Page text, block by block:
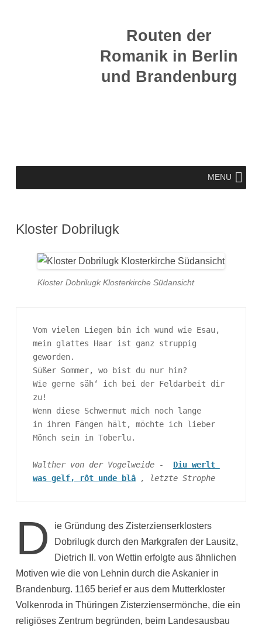
Routen der
Romanik in Berlin
und Brandenburg
Zum
springen
MENU
Kloster Dobrilugk
Kloster Dobrilugk Klosterkirche Südansicht
Vom vielen Liegen bin ich wund wie Esau,
mein glattes Haar ist ganz struppig
geworden.
Süßer Sommer, wo bist du nur hin?
Wie gerne säh‘ ich bei der Feldarbeit dir
zu!
Wenn diese Schwermut mich noch lange
in ihren Fängen hält, möchte ich lieber
Mönch sein in Toberlu.
Walther von der Vogelweide -
Diu werlt
was gelf, rôt unde blâ
, letzte Strophe
D
ie Gründung des Zisterzienserklosters
Dobrilugk durch den Markgrafen der Lausitz,
Dietrich II. von Wettin erfolgte aus ähnlichen
Motiven wie die von Lehnin durch die Askanier in
Brandenburg. 1165 berief er aus dem Mutterkloster
Volkenroda in Thüringen Zisterziensermönche, die ein
religiöses Zentrum begründen, beim Landesausbau